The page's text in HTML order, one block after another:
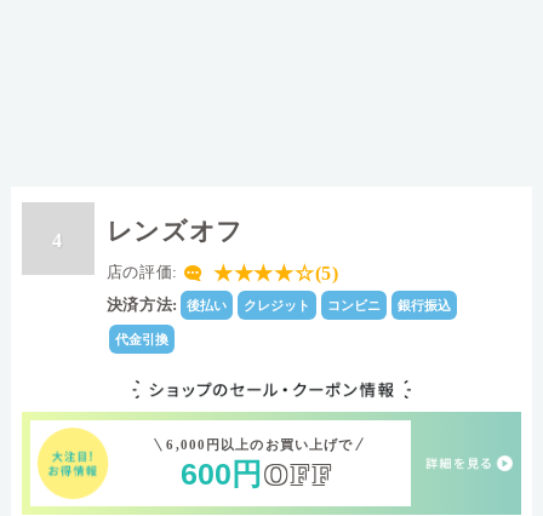
4 レンズオフ
店の評価: ★★★★☆(5)
決済方法: 後払い クレジット コンビニ 銀行振込
代金引換
6,000円以上のお買い上げで
600 円 OFF